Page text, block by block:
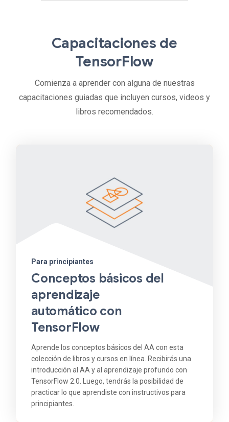
Capacitaciones de
TensorFlow
Comienza a aprender con alguna de nuestras
capacitaciones guiadas que incluyen cursos, videos y
libros recomendados.
Para principiantes
Conceptos básicos del
aprendizaje
automático con
TensorFlow
Aprende los conceptos básicos del AA con esta
colección de libros y cursos en línea. Recibirás una
introducción al AA y al aprendizaje profundo con
TensorFlow 2.0. Luego, tendrás la posibilidad de
practicar lo que aprendiste con instructivos para
principiantes.